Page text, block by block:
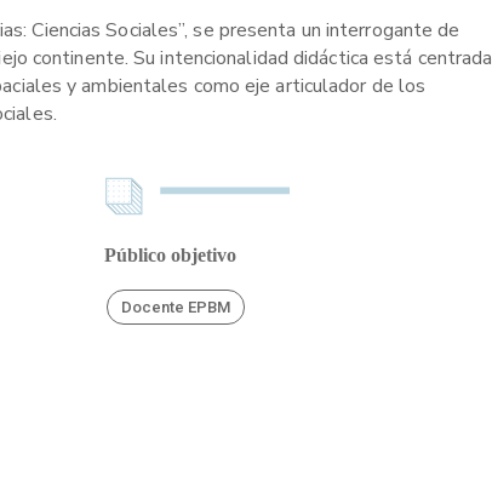
Ciencias Sociales”, se presenta un interrogante de
continente. Su intencionalidad didáctica está centrada
y ambientales como eje articulador de los
Público objetivo
Docente EPBM